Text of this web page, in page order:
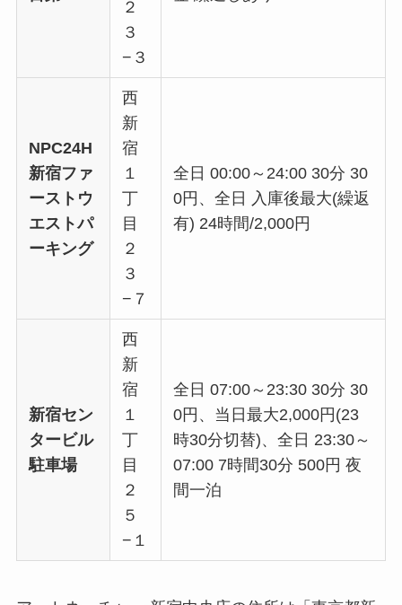
２
３
−３
NPC24H
新宿ファ
ーストウ
エストパ
ーキング
西
新
宿
１
丁
目
２
３
−７
全日 00:00～24:00 30分 30
0円、全日 入庫後最大(繰返
有) 24時間/2,000円
新宿セン
タービル
駐車場
西
新
宿
１
丁
目
２
５
−１
全日 07:00～23:30 30分 30
0円、当日最大2,000円(23
時30分切替)、全日 23:30～
07:00 7時間30分 500円 夜
間一泊